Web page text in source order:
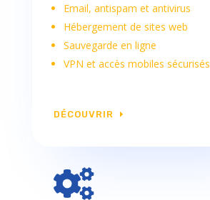
Email, antispam et antivirus
Hébergement de sites web
Sauvegarde en ligne
VPN et accès mobiles sécurisés
DÉCOUVRIR
